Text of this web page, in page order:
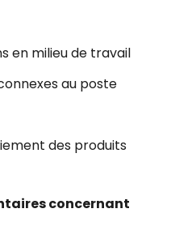
en milieu de travail
au poste
des produits
concernant